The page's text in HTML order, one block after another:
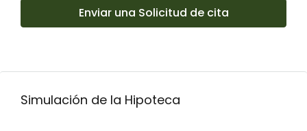
Enviar una Solicitud de cita
Simulación de la Hipoteca